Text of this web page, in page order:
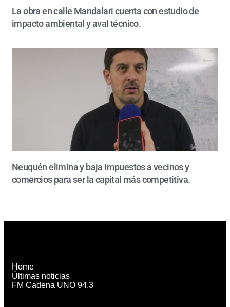
La obra en calle Mandalari cuenta con estudio de
impacto ambiental y aval técnico.
Neuquén elimina y baja impuestos a vecinos y
comercios para ser la capital más competitiva.
Home
Últimas noticias
FM Cadena UNO 94.3